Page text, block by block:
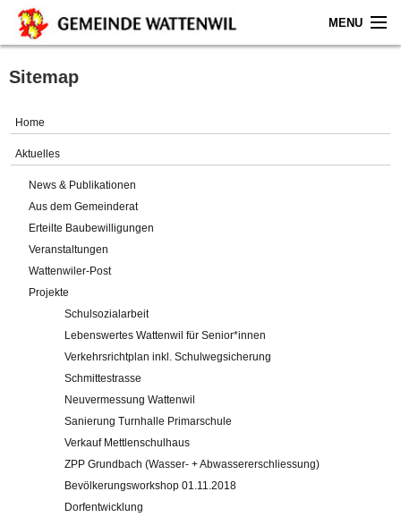
MENU
Home
Gemeinde
Verwaltung
Online-Service
Impressum
Sitemap
Home
Aktuelles
News & Publikationen
Aus dem Gemeinderat
Erteilte Baubewilligungen
Veranstaltungen
Wattenwiler-Post
Projekte
Schulsozialarbeit
Lebenswertes Wattenwil für Senior*innen
Verkehrsrichtplan inkl. Schulwegsicherung
Schmittestrasse
Neuvermessung Wattenwil
Sanierung Turnhalle Primarschule
Verkauf Mettlenschulhaus
ZPP Grundbach (Wasser- + Abwassererschliessung)
Bevölkerungsworkshop 01.11.2018
Dorfentwicklung